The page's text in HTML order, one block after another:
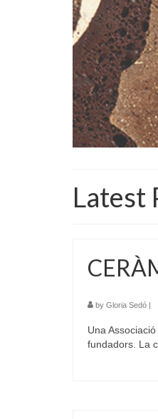
Latest
by Gloria Sedó |
Una
fundadors. La